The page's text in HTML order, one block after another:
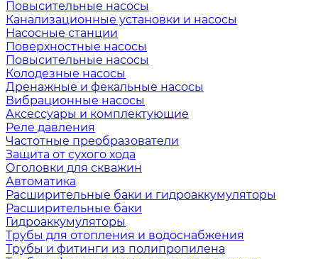
Повысительные насосы
Канализационные установки и насосы
Насосные станции
Поверхностные насосы
Повысительные насосы
Колодезные насосы
Дренажные и фекальные насосы
Вибрационные насосы
Аксессуары и комплектующие
Реле давления
Частотные преобразователи
Защита от сухого хода
Оголовки для скважин
Автоматика
Расширительные баки и гидроаккумуляторы
Расширительные баки
Гидроаккумуляторы
Трубы для отопления и водоснабжения
Трубы и фитинги из полипропилена